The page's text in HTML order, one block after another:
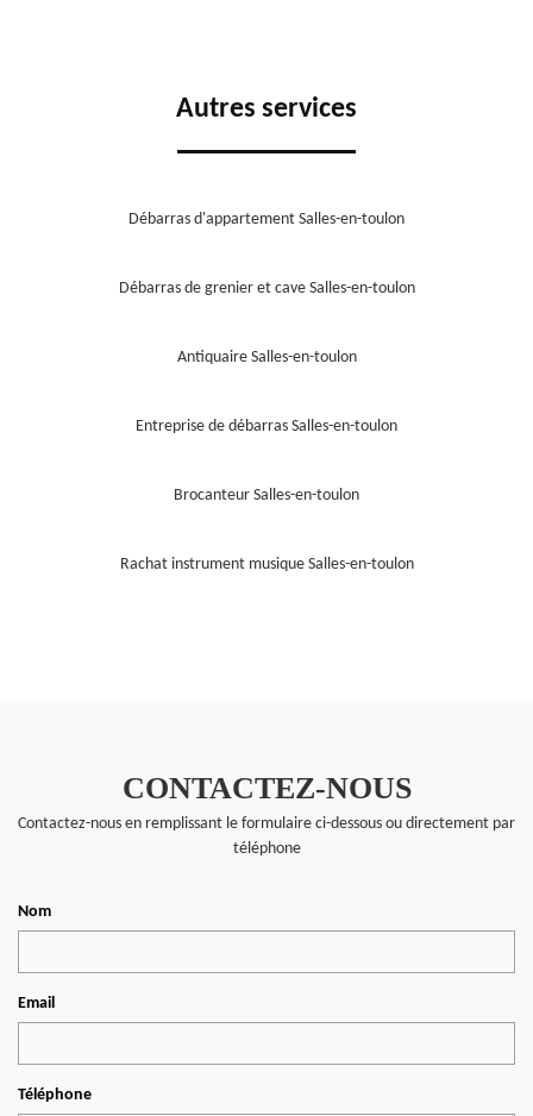
Autres services
Débarras d'appartement Salles-en-toulon
Débarras de grenier et cave Salles-en-toulon
Antiquaire Salles-en-toulon
Entreprise de débarras Salles-en-toulon
Brocanteur Salles-en-toulon
Rachat instrument musique Salles-en-toulon
CONTACTEZ-NOUS
Contactez-nous en remplissant le formulaire ci-dessous ou directement par
téléphone
Nom
Email
Téléphone